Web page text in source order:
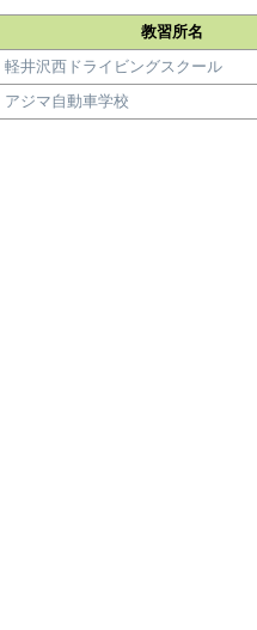
教習所名
軽井沢西ドライビングスクール
アジマ自動車学校